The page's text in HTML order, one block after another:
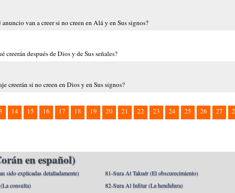
van a creer si no creen en Alá y en Sus signos?
creerán después de Dios y de Sus señales?
creerán si no creen en Dios y en Sus signos?
14 15 16 17 18 19 20 21 22 23 24 25 26 27
en español)
sido explicadas detalladamente)
consulta)
81-Sura At Takuér (El obscurecimiento)
82-Sura Al Infitar (La hendidura)